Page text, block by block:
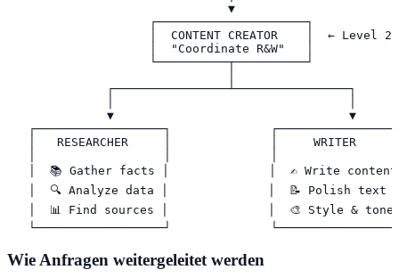
                               ▼
                    ┌─────────────────────┐
│  CONTENT CREATOR    │  ← Level
                    │  "Coordinate R&W"   │
                    └──────────┬──────────┘
              ┌────────────────┴────────────────┐
              ▼                                 ▼
┌──────────────────┐
│   RESEARCHER     │              │     WRITER
│  📚 Gather facts │              │  ✍️ Write
│  🔍 Analyze data │              │  📝 Polish text
│  📊 Find sources │              │  🎨 Style & tone
└──────────────────┘
Wie Anfragen weitergeleitet werden